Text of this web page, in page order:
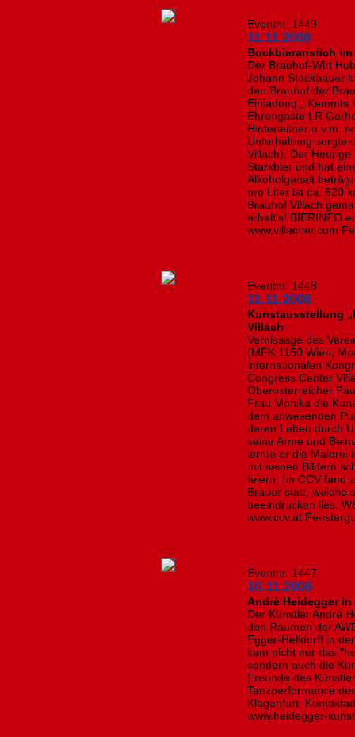
Eventnr. 1449
11.11.2006
Bockbieranstich
Der Brauhof-Wirt
Johann Stockbauer
den Brauhof der
Einladung „ Kemmts
Ehrengäste LR
Hinterleitner u.v.m.
Unterhaltung sorgte
Villach). Der
Starkbier und hat
Alkoholgehalt
pro Liter ist ca. 620
Brauhof Villach
erhalt's! BIERINFO
www.villacher.com
Eventnr. 1448
11.11.2006
Kunstausstellung
Villach
Vernissage des
(MFK 1150 Wien,
internationalen
Congress Center
Oberösterreicher
Frau Monika die
dem anwesenden
deren Leben durch
seine Arme und
lernte er die Malerei
mit seinen Bildern
feiern. Im CCV fand
Brauer statt, welche
beeindrucken lies.
www.ccv.at
Eventnr. 1447
10.11.2006
Andrè Heidegger
Der Künstler Andrè
den Räumen der
Egger-Helldorff in
kam nicht nur das
sondern auch die
Freunde des
Tanzperformance
Klagenfurt.
www.heidegger-